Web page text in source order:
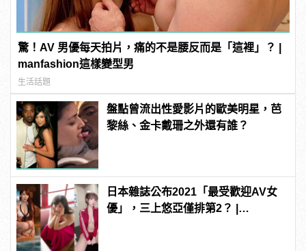
驚！AV 男優每天拍片，痛的不是腰反而是「這裡」？ |
manfashion這樣變型男
生活話題
盤點曾流出性愛影片的歐美明星，芭
黎絲、金卡戴珊之外還有誰？
日本雜誌公布2021「最受歡迎AV女
優」，三上悠亞僅排第2？ |